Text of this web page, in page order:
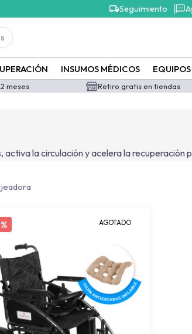
Seguimiento
INSUMOS MÉDICOS EQUIPOS
meses Retiro gratis en tiendas
la circulación y acelera la recuperación
AGOTADO